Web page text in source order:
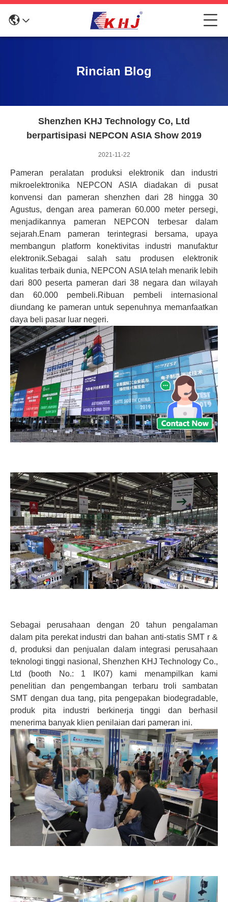
Rincian Blog
Shenzhen KHJ Technology Co, Ltd
berpartisipasi NEPCON ASIA Show 2019
2021-11-22
Pameran peralatan produksi elektronik dan industri
mikroelektronika NEPCON ASIA diadakan di pusat
konvensi dan pameran shenzhen dari 28 hingga 30
Agustus, dengan area pameran 60.000 meter persegi,
menjadikannya pameran NEPCON terbesar dalam
sejarah.Enam pameran terintegrasi bersama, upaya
membangun platform konektivitas industri manufaktur
elektronik.Sebagai salah satu produsen elektronik
kualitas terbaik dunia, NEPCON ASIA telah menarik lebih
dari 800 peserta pameran dari 38 negara dan wilayah
dan 60.000 pembeli.Ribuan pembeli internasional
diundang ke pameran untuk sepenuhnya memanfaatkan
daya beli pasar luar negeri.
Sebagai perusahaan dengan 20 tahun pengalaman
dalam pita perekat industri dan bahan anti-statis SMT r &
d, produksi dan penjualan dalam integrasi perusahaan
teknologi tinggi nasional, Shenzhen KHJ Technology Co.,
Ltd (booth No.: 1 IK07) kami menampilkan kami
penelitian dan pengembangan terbaru troli sambatan
SMT dengan dua tang, pita pengepakan biodegradable,
produk pita industri berkinerja tinggi dan berhasil
menerima banyak klien penilaian dari pameran ini.